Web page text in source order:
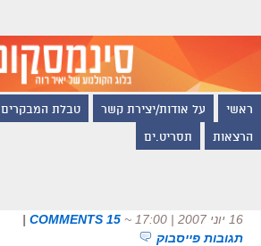
ראשי על אודות/יצירת קשר טבלת המבקרים
הרצאות תסריט.ים
16 יוני 2007 | 17:00 ~
15 COMMENTS
|
תגובות פייסבוק